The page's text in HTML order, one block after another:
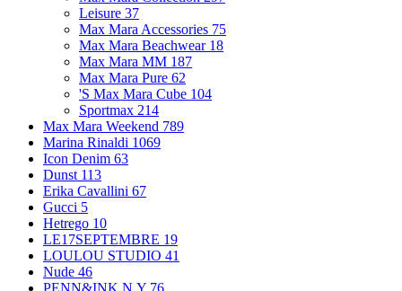
Leisure 37
Max Mara Accessories 75
Max Mara Beachwear 18
Max Mara MM 187
Max Mara Pure 62
'S Max Mara Cube 104
Sportmax 214
Max Mara Weekend 789
Marina Rinaldi 1069
Icon Denim 63
Dunst 113
Erika Cavallini 67
Gucci 5
Hetrego 10
LE17SEPTEMBRE 19
LOULOU STUDIO 41
Nude 46
PENN&INK N.Y 76